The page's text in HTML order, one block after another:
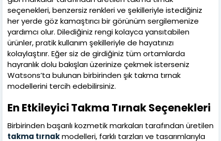
seçenekleri, benzersiz renkleri ve şekilleriyle istediğiniz
her yerde göz kamaştırıcı bir görünüm sergilemenize
yardımcı olur. Dilediğiniz rengi kolayca yansıtabilen
ürünler, pratik kullanım şekilleriyle de hayatınızı
kolaylaştırır. Eğer siz de girdiğiniz tüm ortamlarda
hayranlık dolu bakışları üzerinize çekmek isterseniz
Watsons’ta bulunan birbirinden şık takma tırnak
modellerini tercih edebilirsiniz.
En Etkileyici Takma Tırnak Seçenekleri
Birbirinden başarılı kozmetik markaları tarafından üretilen
takma tırnakmodelleri, farklı tarzları ve tasarımlarıyla